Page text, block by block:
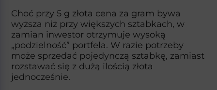
Choć przy 5 g złota cena za gram bywa
wyższa niż przy większych sztabkach, w
zamian inwestor otrzymuje wysoką
„podzielność” portfela. W razie potrzeby
może sprzedać pojedynczą sztabkę, zamiast
rozstawać się z dużą ilością złota
jednocześnie.​